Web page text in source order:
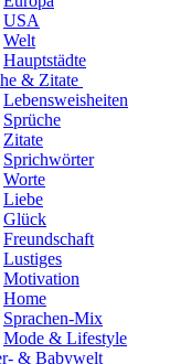
USA
Welt
Hauptstädte
& Zitate
Lebensweisheiten
Sprüche
Zitate
Sprichwörter
Worte
Liebe
Glück
Freundschaft
Lustiges
Motivation
Home
Sprachen-Mix
Mode & Lifestyle
& Babywelt